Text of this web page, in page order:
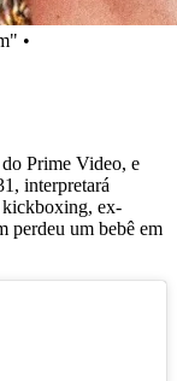
•
Prime Video, e
interpretará
kickboxing, ex-
perdeu um bebê em